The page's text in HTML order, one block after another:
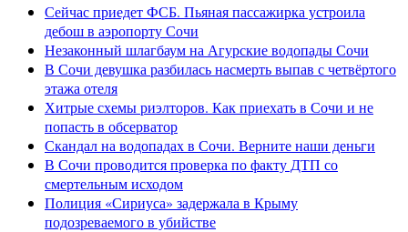
Сейчас приедет ФСБ. Пьяная пассажирка устроила
дебош в аэропорту Сочи
Незаконный шлагбаум на Агурские водопады Сочи
В Сочи девушка разбилась насмерть выпав с четвёртого
этажа отеля
Хитрые схемы риэлторов. Как приехать в Сочи и не
попасть в обсерватор
Скандал на водопадах в Сочи. Верните наши деньги
В Сочи проводится проверка по факту ДТП со
смертельным исходом
Полиция «Сириуса» задержала в Крыму
подозреваемого в убийстве